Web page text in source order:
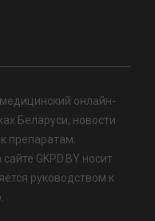
онлайн-
Беларуси, новости
препаратам.
GKPD.BY носит
руководством к